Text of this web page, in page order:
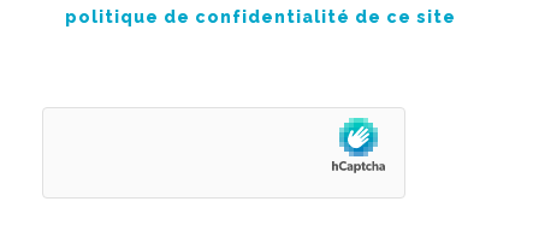
politique de confidentialité de ce site